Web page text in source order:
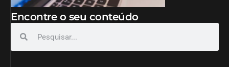
Encontre o seu conteúdo